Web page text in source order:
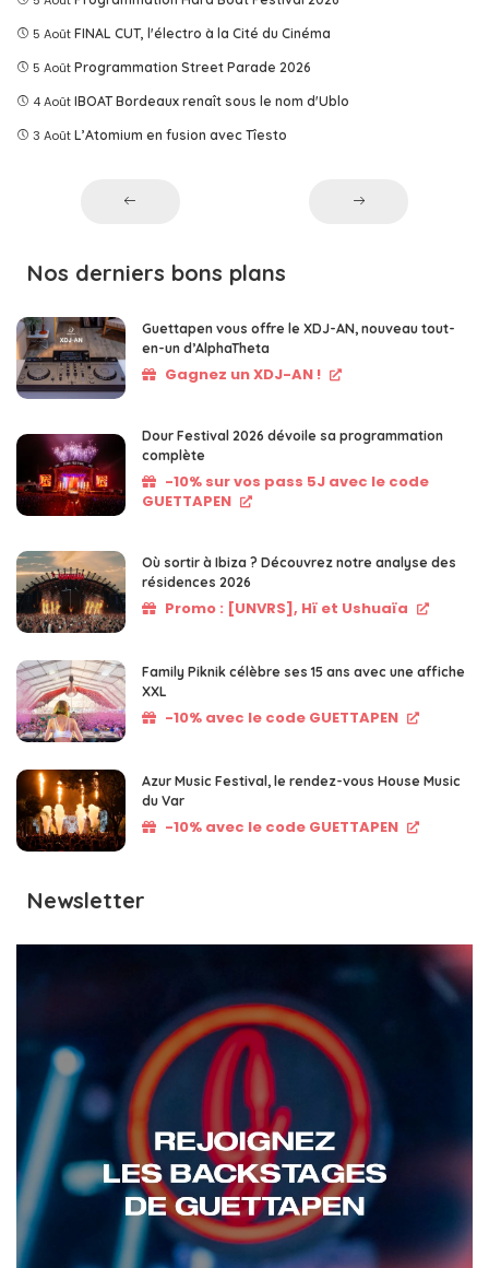
5 Août FINAL CUT, l'électro à la Cité du Cinéma
5 Août Programmation Street Parade 2026
4 Août IBOAT Bordeaux renaît sous le nom d'Ublo
3 Août L’Atomium en fusion avec Tîesto
Nos derniers bons plans
Guettapen vous offre le XDJ-AN, nouveau tout-
en-un d’AlphaTheta
Gagnez un XDJ-AN !
Dour Festival 2026 dévoile sa programmation
complète
-10% sur vos pass 5J avec le code
GUETTAPEN
Où sortir à Ibiza ? Découvrez notre analyse des
résidences 2026
Promo : [UNVRS], Hï et Ushuaïa
Family Piknik célèbre ses 15 ans avec une affiche
XXL
-10% avec le code GUETTAPEN
Azur Music Festival, le rendez-vous House Music
du Var
-10% avec le code GUETTAPEN
Newsletter